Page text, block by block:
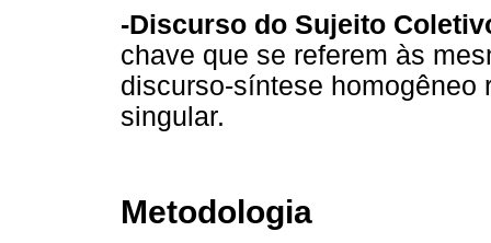
-Discurso do Sujeito
chave que se referem às
discurso-síntese homogêneo
singular.
Metodologia